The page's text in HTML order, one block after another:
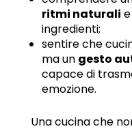
ritmi naturali
ingredienti;
sentire che
ma un gesto
capace di
emozione.
Una cucina che